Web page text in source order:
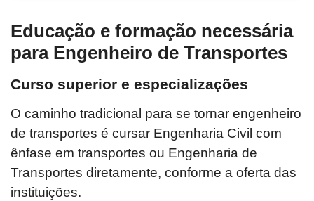
Educação e formação necessária
para Engenheiro de Transportes
Curso superior e especializações
O caminho tradicional para se tornar engenheiro
de transportes é cursar Engenharia Civil com
ênfase em transportes ou Engenharia de
Transportes diretamente, conforme a oferta das
instituições.